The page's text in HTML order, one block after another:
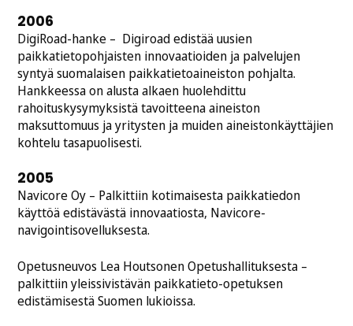
2006
DigiRoad-hanke – Digiroad edistää uusien
paikkatietopohjaisten innovaatioiden ja palvelujen
syntyä suomalaisen paikkatietoaineiston pohjalta.
Hankkeessa on alusta alkaen huolehdittu
rahoituskysymyksistä tavoitteena aineiston
maksuttomuus ja yritysten ja muiden aineistonkäyttäjien
kohtelu tasapuolisesti.
2005
Navicore Oy – Palkittiin kotimaisesta paikkatiedon
käyttöä edistävästä innovaatiosta, Navicore-
navigointisovelluksesta.
Opetusneuvos Lea Houtsonen Opetushallituksesta –
palkittiin yleissivistävän paikkatieto-opetuksen
edistämisestä Suomen lukioissa.